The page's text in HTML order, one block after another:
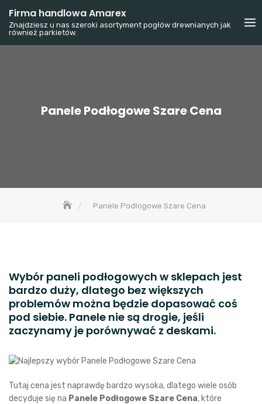
Skip
content
Firma handlowa Amarex
Znajdziesz u nas szeroki asortyment pogłów drewnianych jak
również parkietów.
Panele Podłogowe Szare Cena
Panele Podłogowe Szare Cena
Wybór paneli podłogowych w sklepach jest
bardzo duży, dlatego bez większych
problemów można będzie dopasować coś
pod siebie. Panele nie są drogie, jeśli
zaczynamy je porównywać z deskami.
Tutaj cena jest naprawdę bardzo wysoka, dlatego wiele osób
decyduje się na Panele Podłogowe Szare Cena, które